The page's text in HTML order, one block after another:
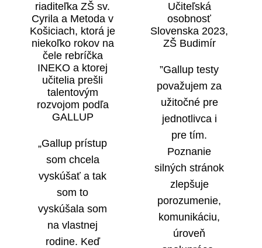
riaditeľka ZŠ sv.
Cyrila a Metoda v
Košiciach, ktorá je
niekoľko rokov na
čele rebríčka
INEKO a ktorej
učitelia prešli
talentovým
rozvojom podľa
GALLUP
„Gallup prístup
som chcela
vyskúšať a tak
som to
vyskúšala som
na vlastnej
rodine. Keď
Učiteľská
osobnosť
Slovenska 2023,
ZŠ Budimír
”Gallup testy
považujem za
užitočné pre
jednotlivca i
pre tím.
Poznanie
silných stránok
zlepšuje
porozumenie,
komunikáciu,
úroveň